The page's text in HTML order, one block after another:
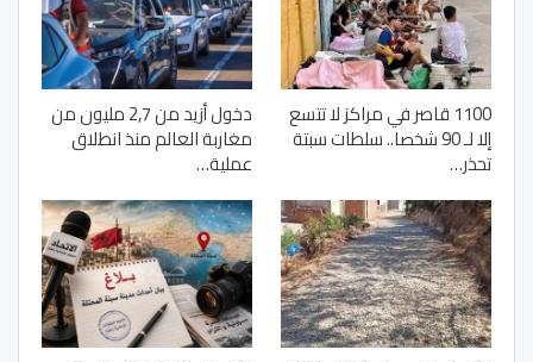
1100 قاصر في مراكز لا تتسع
إلا لـ 90 شخصا.. سلطات سبتة
تحذر…
دخول أزيد من 2,7 مليون من
مغاربة العالم منذ انطلاق
عملية…